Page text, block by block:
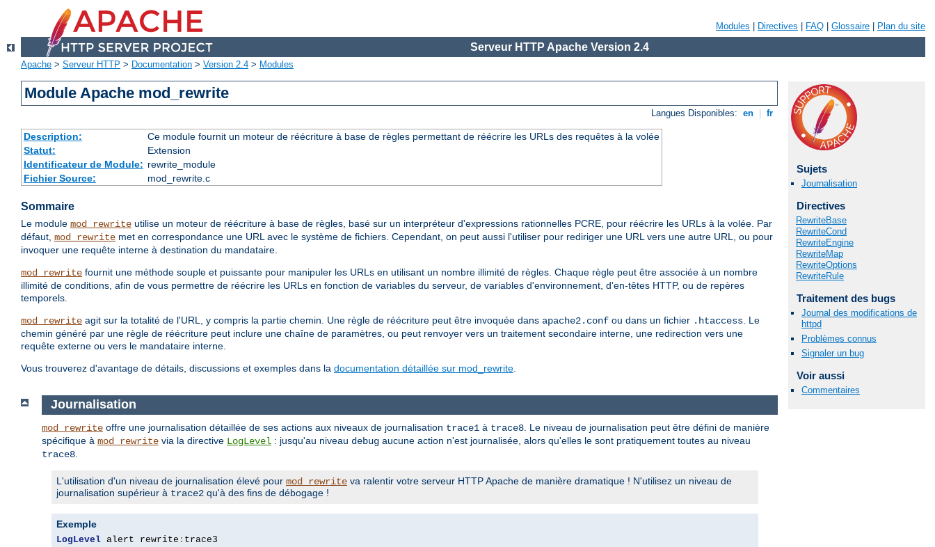
Modules Directives FAQ Glossaire Plan du site
Serveur HTTP Apache Version 2.4
Apache > Serveur HTTP > Documentation > Version 2.4 > Modules
Module Apache mod_rewrite
Langues Disponibles: en fr
Description:
Ce module fournit un moteur de réécriture à base de règles permettant de réécrire les URLs des requêtes à la volée
Statut:
Extension
Identificateur de Module: rewrite_module
Fichier Source:
mod_rewrite.c
Sommaire
Le module mod_rewrite utilise un moteur de réécriture à base de règles, basé sur un interpréteur d'expressions rationnelles PCRE, pour réécrire les URLs à la volée. Par
défaut, mod_rewrite met en correspondance une URL avec le système de fichiers. Cependant, on peut aussi l'utiliser pour rediriger une URL vers une autre URL, ou pour
invoquer une requête interne à destination du mandataire.
mod_rewrite fournit une méthode souple et puissante pour manipuler les URLs en utilisant un nombre illimité de règles. Chaque règle peut être associée à un nombre
illimité de conditions, afin de vous permettre de réécrire les URLs en fonction de variables du serveur, de variables d'environnement, d'en-têtes HTTP, ou de repères
temporels.
mod_rewrite agit sur la totalité de l'URL, y compris la partie chemin. Une règle de réécriture peut être invoquée dans apache2.conf ou dans un fichier .htaccess. Le
chemin généré par une règle de réécriture peut inclure une chaîne de paramètres, ou peut renvoyer vers un traitement secondaire interne, une redirection vers une
requête externe ou vers le mandataire interne.
Vous trouverez d'avantage de détails, discussions et exemples dans la documentation détaillée sur mod_rewrite.
Sujets
Journalisation
Directives
RewriteBase
RewriteCond
RewriteEngine
RewriteMap
RewriteOptions
RewriteRule
Traitement des bugs
Journal des modifications de
httpd
Problèmes connus
Signaler un bug
Voir aussi
Commentaires
Journalisation
mod_rewrite offre une journalisation détaillée de ses actions aux niveaux de journalisation trace1 à trace8 . Le niveau de journalisation peut être défini de manière
spécifique à mod_rewrite via la directive LogLevel : jusqu'au niveau debug aucune action n'est journalisée, alors qu'elles le sont pratiquement toutes au niveau
trace8
L'utilisation d'un niveau de journalisation élevé pour mod_rewrite va ralentir votre serveur HTTP Apache de manière dramatique ! N'utilisez un niveau de
journalisation supérieur à trace2 qu'à des fins de débogage !
Exemple
LogLevel alert rewrite : trace3